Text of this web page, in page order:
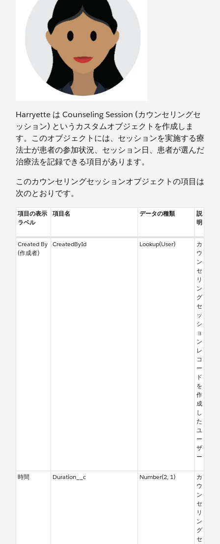
Harryette は Counseling Session (カウンセリングセ
ッション) というカスタムオブジェクトを作成しま
す。このオブジェクトには、セッションを実施する療
法士が患者の参加状況、セッション日、患者が選んだ
治療法を記録できる項目があります。
このカウンセリングセッションオブジェクトの項目は
次のとおりです。
項目の表示
ラベル
項目名 データの種類
説
明
Created By
(作成者)
CreatedById Lookup(User)
カ
ウ
ン
セ
リ
ン
グ
セ
ッ
シ
ョ
ン
レ
コ
ー
ド
を
作
成
し
た
ユ
ー
ザ
ー
時間 Duration__c Number(2, 1)
カ
ウ
ン
セ
リ
ン
グ
セ